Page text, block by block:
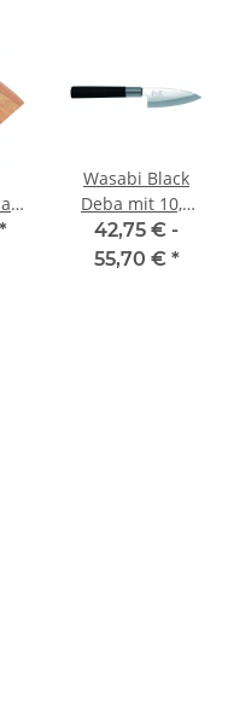
*
Wasabi Black
Deba mit 10,5
cm Klinge
42,75 € -
55,70 € *